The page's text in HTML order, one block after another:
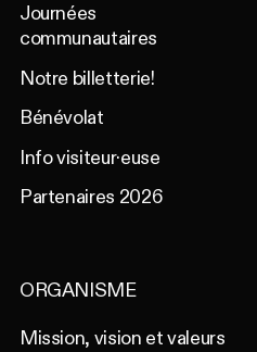
Journées
communautaires
Notre billetterie!
Bénévolat
Info visiteur·euse
Partenaires 2026
ORGANISME
Mission, vision et valeurs